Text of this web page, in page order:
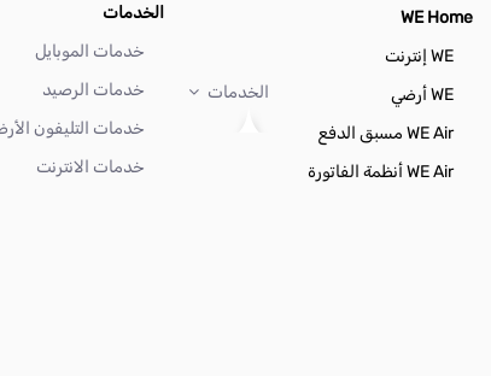
WE Home
WE إنترنت
WE أرضي
WE Air مسبق الدفع
WE Air أنظمة الفاتورة
الخدمات
الخدمات
خدمات الموبايل
خدمات الرصيد
خدمات التليفون
خدمات الانترنت